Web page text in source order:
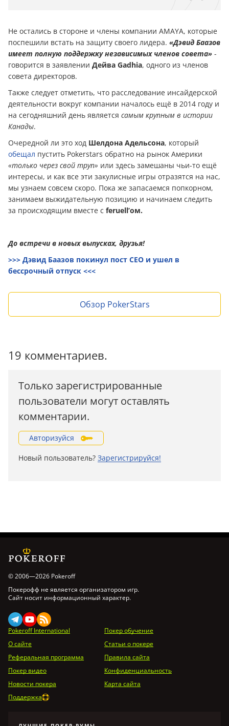
Не остались в стороне и члены компании AMAYA, которые
поспешили встать на защиту своего лидера. «Дэвид Баазов
имеет полную поддержку независимых членов совета» -
говорится в заявлении Дейва Gadhia, одного из членов
совета директоров.
Также следует отметить, что расследование инсайдерской
деятельности вокруг компании началось ещё в 2014 году и
на сегодняшний день является самым крупным в истории
Канады.
Очередной ли это ход Шелдона Адельсона, который
обещал пустить Pokerstars обратно на рынок Америки
«только через свой труп» или здесь замешаны чьи-то ещё
интересы, и как все эти закулисные игры отразятся на нас,
мы узнаем совсем скоро. Пока же запасаемся попкорном,
занимаем выжидательную позицию и начинаем следить
за происходящим вместе с feruell’ом.
До встречи в новых выпусках, друзья!
>>> Дэвид Баазов покинул пост CEO и ушел в
бессрочный отпуск <<<
Обзор PokerStars
19 комментариев.
Только зарегистрированные
пользователи могут оставлять
комментарии.
Авторизуйся
Новый пользователь? Зарегистрируйся!
© 2006—2026 Pokeroff
Покерофф не является организатором игр.
Сайт носит информационный характер.
Pokeroff International
Покер обучение
О сайте
Статьи о покере
Реферальная программа
Правила сайта
Покер видео
Конфиденциальность
Новости покера
Карта сайта
Поддержка